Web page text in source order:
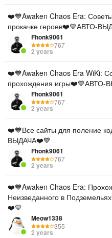
❤️💙Awaken Chaos Era:
прокачке героев❤️💙АВТО-
Fhonk9061
767
2 years
❤️💙Awaken Chaos Era WiKi:
прохождения игры❤️💙АВТО-
Fhonk9061
767
2 years
❤️💙Все сайты для поление
ВЫДАЧА❤️💙
Fhonk9061
767
2 years
❤️💙Awaken Chaos Era:
Неизведанного в
❤️💙
Meow1338
355
2 years